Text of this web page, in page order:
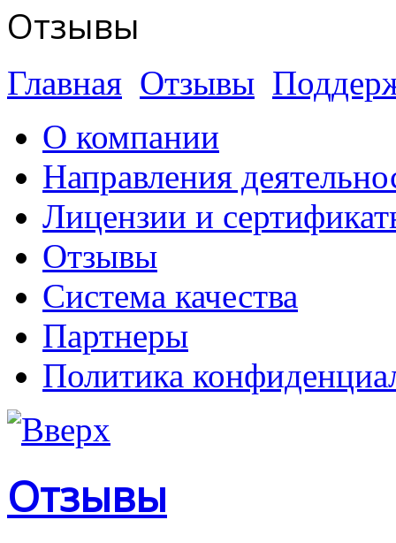
Отзывы
Главная Отзывы
О компании
Направления
Лицензии и
Отзывы
Система качества
Партнеры
Политика
Отзывы